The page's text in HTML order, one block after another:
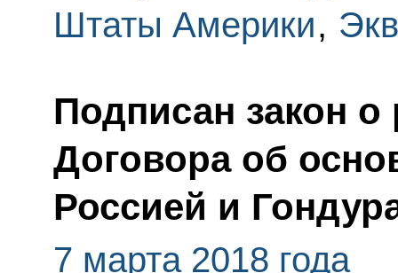
Штаты Америки,
Подписан закон
Договора об
Россией и
7 марта 2018 года